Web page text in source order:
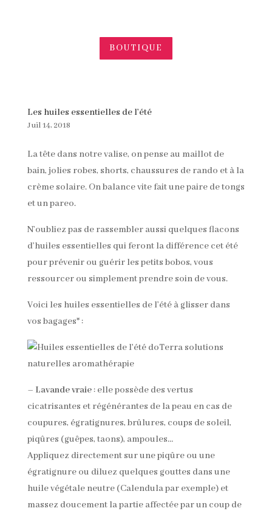
BOUTIQUE
Les huiles essentielles de l’été
Juil 14, 2018
La tête dans notre valise, on pense au maillot de
bain, jolies robes, shorts, chaussures de rando et à la
crème solaire. On balance vite fait une paire de tongs
et un pareo.
N’oubliez pas de rassembler aussi quelques flacons
d’huiles essentielles qui feront la différence cet été
pour prévenir ou guérir les petits bobos, vous
ressourcer ou simplement prendre soin de vous.
Voici les huiles essentielles de l’été à glisser dans
vos bagages* :
– Lavande vraie: elle possède des vertus
cicatrisantes et régénérantes de la peau en cas de
coupures, égratignures, brûlures, coups de soleil,
piqûres (guêpes, taons), ampoules…
Appliquez directement sur une piqûre ou une
égratignure ou diluez quelques gouttes dans une
huile végétale neutre (Calendula par exemple) et
massez doucement la partie affectée par un coup de